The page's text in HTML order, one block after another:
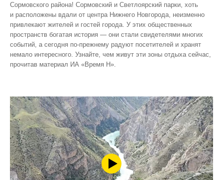
Сормовского района! Сормовский и Светлоярский парки, хоть
и расположены вдали от центра Нижнего Новгорода, неизменно
привлекают жителей и гостей города. У этих общественных
пространств богатая история — они стали свидетелями многих
событий, а сегодня по‑прежнему радуют посетителей и хранят
немало интересного. Узнайте, чем живут эти зоны отдыха сейчас,
прочитав материал ИА «Время Н».